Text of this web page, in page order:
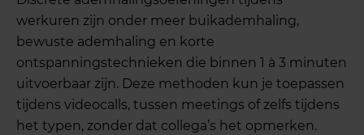
werkuren zijn onder meer buikademhaling,
bewuste ademhaling en korte
ontspanningstechnieken die binnen 1 à 3 minuten
uitvoerbaar zijn. Deze methoden kun je toepassen
tijdens videocalls, tussen meetings of zelfs tijdens
het typen, zonder dat collega’s het opmerken.